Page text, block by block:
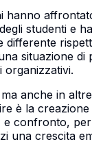
hanno
studenti e
differente
situazione di
organizzativi.
anche in
è la
e confronto,
una crescita